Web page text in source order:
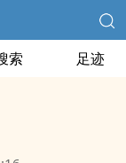
索 足迹